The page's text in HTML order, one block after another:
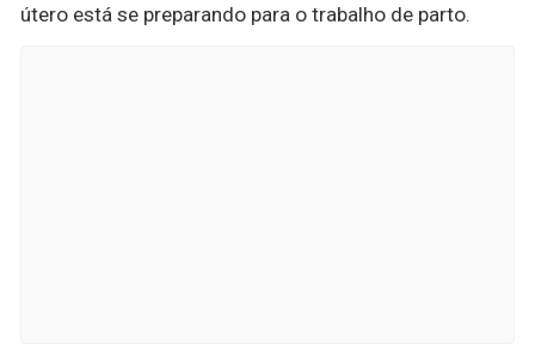
útero está se preparando para o trabalho de parto.